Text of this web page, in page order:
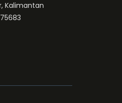
Kalimantan